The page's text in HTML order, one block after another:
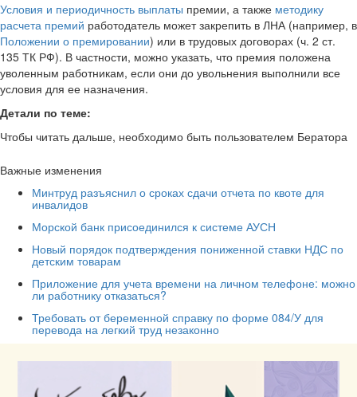
Условия и периодичность выплаты премии, а также методику
расчета премий работодатель может закрепить в ЛНА (например, в
Положении о премировании) или в трудовых договорах (ч. 2 ст.
135 ТК РФ). В частности, можно указать, что премия положена
уволенным работникам, если они до увольнения выполнили все
условия для ее назначения.
Детали по теме:
Чтобы читать дальше, необходимо быть пользователем Бератора
Важные изменения
Минтруд разъяснил о сроках сдачи отчета по квоте для
инвалидов
Морской банк присоединился к системе АУСН
Новый порядок подтверждения пониженной ставки НДС по
детским товарам
Приложение для учета времени на личном телефоне: можно
ли работнику отказаться?
Требовать от беременной справку по форме 084/У для
перевода на легкий труд незаконно